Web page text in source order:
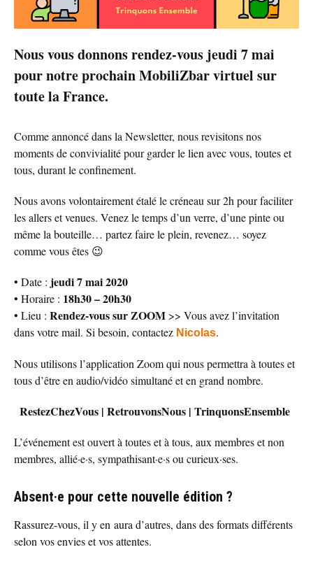
Nous vous donnons rendez-vous jeudi 7 mai
pour notre prochain MobiliZbar virtuel sur
toute la France.
Comme annoncé dans la Newsletter, nous revisitons nos
moments de convivialité pour garder le lien avec vous, toutes et
tous, durant le confinement.
Nous avons volontairement étalé le créneau sur 2h pour faciliter
les allers et venues. Venez le temps d’un verre, d’une pinte ou
même la bouteille… partez faire le plein, revenez… soyez
comme vous êtes 😉
• Date : jeudi 7 mai 2020
• Horaire : 18h30 – 20h30
• Lieu : Rendez-vous sur ZOOM >> Vous avez l’invitation
dans votre mail. Si besoin, contactez Nicolas.
Nous utilisons l’application Zoom qui nous permettra à toutes et
tous d’être en audio/vidéo simultané et en grand nombre.
RestezChezVous | RetrouvonsNous | TrinquonsEnsemble
L’événement est ouvert à toutes et à tous, aux membres et non
membres, allié·e·s, sympathisant·e·s ou curieux·ses.
Absent·e pour cette nouvelle édition ?
Rassurez-vous, il y en aura d’autres, dans des formats différents
selon vos envies et vos attentes.